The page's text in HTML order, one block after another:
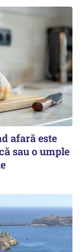
afară este
sau o umple